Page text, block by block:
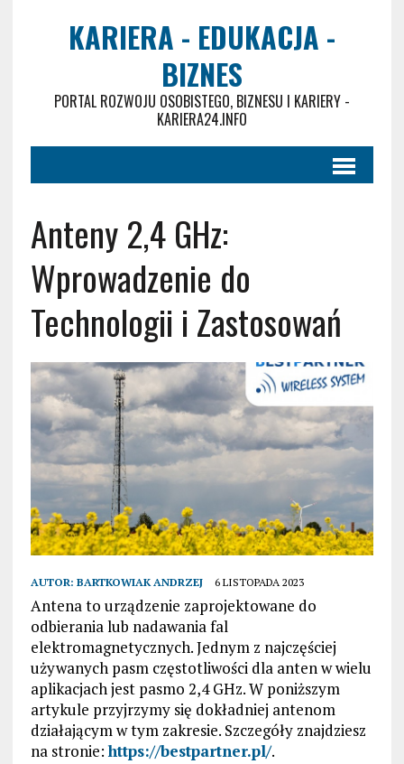
KARIERA - EDUKACJA -
BIZNES
PORTAL ROZWOJU OSOBISTEGO, BIZNESU I KARIERY -
KARIERA24.INFO
Anteny 2,4 GHz:
Wprowadzenie do
Technologii i Zastosowań
AUTOR: BARTKOWIAK ANDRZEJ 6 LISTOPADA 2023
Antena to urządzenie zaprojektowane do
odbierania lub nadawania fal
elektromagnetycznych. Jednym z najczęściej
używanych pasm częstotliwości dla anten w wielu
aplikacjach jest pasmo 2,4 GHz. W poniższym
artykule przyjrzymy się dokładniej antenom
działającym w tym zakresie. Szczegóły znajdziesz
na stronie:https://bestpartner.pl/.